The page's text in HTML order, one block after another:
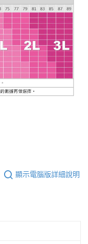
顯示電腦版詳細說明